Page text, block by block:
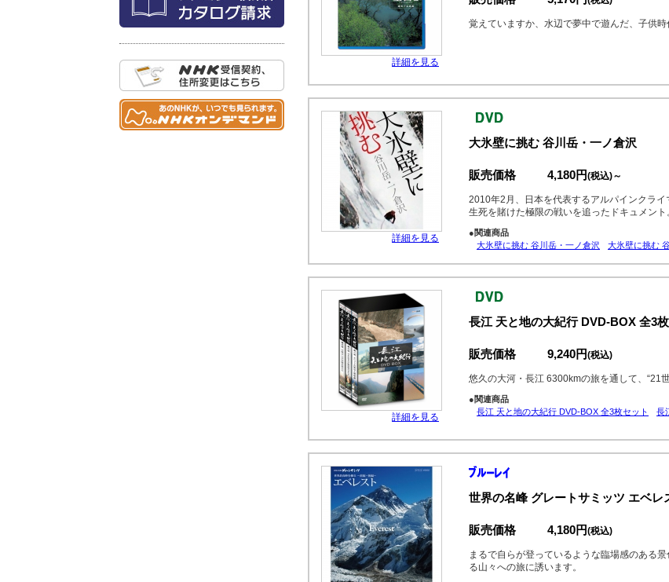
詳細を見る
覚えていますか、水辺で夢中で遊んだ、子供
詳細を見る
大氷壁に挑む 谷川岳・一ノ倉沢
販売価格 4,180円(税込)～
2010年2月、日本を代表するアルパインクラ
生死を賭けた極限の戦いを追ったドキュメント
●関連商品
大氷壁に挑む 谷川岳・一ノ倉沢
大氷壁に挑む
詳細を見る
長江 天と地の大紀行 DVD-BOX 全3枚
販売価格 9,240円(税込)
悠久の大河・長江 6300kmの旅を通して、“21
●関連商品
長江 天と地の大紀行 DVD-BOX 全3枚セット
長
世界の名峰 グレートサミッツ エベ
販売価格 4,180円(税込)
まるで自らが登っているような臨場感のある
る山々への旅に誘います。